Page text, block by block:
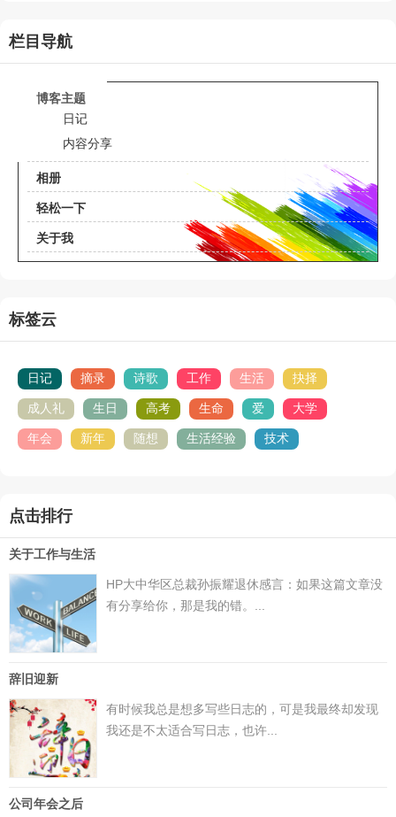
栏目导航
博客主题
日记
内容分享
相册
轻松一下
关于我
标签云
日记 摘录 诗歌 工作 生活 抉择
成人礼 生日 高考 生命 爱 大学
年会 新年 随想 生活经验 技术
点击排行
关于工作与生活
HP大中华区总裁孙振耀退休感言：如果这篇文章没
有分享给你，那是我的错。...
辞旧迎新
有时候我总是想多写些日志的，可是我最终却发现
我还是不太适合写日志，也许...
公司年会之后